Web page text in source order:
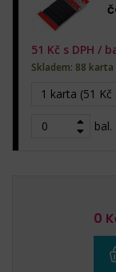
1 karta (51
bal.
51 Kč s DPH /
Skladem: 88 karta
0